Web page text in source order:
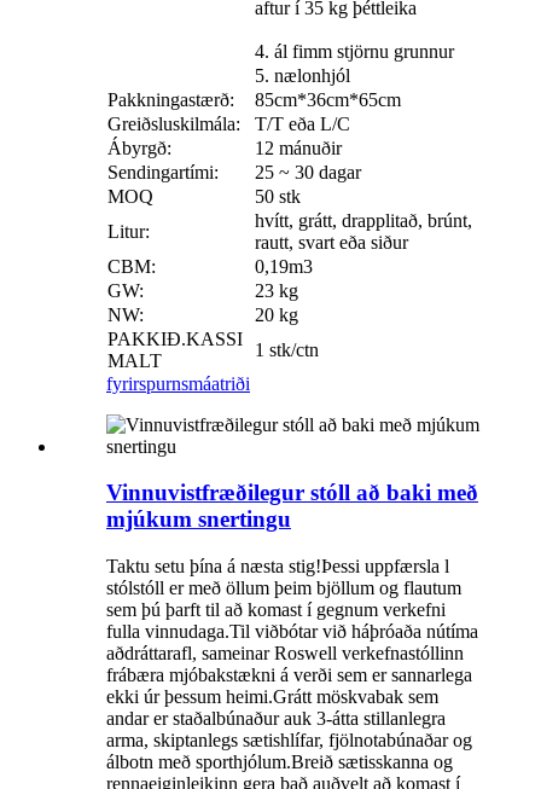
aftur í 35 kg þéttleika
4. ál fimm stjörnu grunnur
5. nælonhjól
Pakkningastærð:
85cm*36cm*65cm
Greiðsluskilmála:
T/T eða L/C
Ábyrgð:
12 mánuðir
Sendingartími:
25 ~ 30 dagar
MOQ
50 stk
Litur:
hvítt, grátt, drapplitað, brúnt,
rautt, svart eða siður
CBM:
0,19m3
GW:
23 kg
NW:
20 kg
PAKKIÐ.KASSI
MALT
1 stk/ctn
fyrirspurnsmáatriði
Vinnuvistfræðilegur stóll að baki með
mjúkum snertingu
Taktu setu þína á næsta stig!Þessi uppfærsla l
stólstóll er með öllum þeim bjöllum og flautum
sem þú þarft til að komast í gegnum verkefni
fulla vinnudaga.Til viðbótar við háþróaða nútíma
aðdráttarafl, sameinar Roswell verkefnastóllinn
frábæra mjóbakstækni á verði sem er sannarlega
ekki úr þessum heimi.Grátt möskvabak sem
andar er staðalbúnaður auk 3-átta stillanlegra
arma, skiptanlegs sætishlífar, fjölnotabúnaðar og
álbotn með sporthjólum.Breið sætisskanna og
rennaeiginleikinn gera það auðvelt að komast í